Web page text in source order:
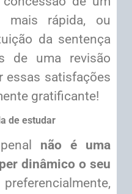
mais rápida, ou
da sentença
de uma revisão
essas satisfações
gratificante!
de estudar
não é uma
dinâmico o seu